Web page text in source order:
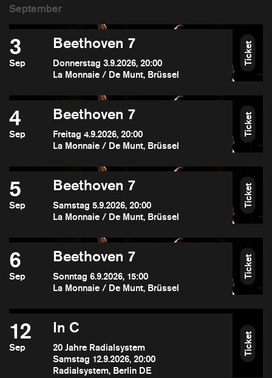
3
Sep
Beethoven 7
Donnerstag 3.9.2026, 20:00
La Monnaie / De Munt, Brüssel
Ticket
4
Sep
Beethoven 7
Freitag 4.9.2026, 20:00
La Monnaie / De Munt, Brüssel
Ticket
5
Sep
Beethoven 7
Samstag 5.9.2026, 20:00
La Monnaie / De Munt, Brüssel
Ticket
6
Sep
Beethoven 7
Sonntag 6.9.2026, 15:00
La Monnaie / De Munt, Brüssel
Ticket
12
Sep
In C
20 Jahre Radialsystem
Samstag 12.9.2026, 20:00
Radialsystem, Berlin DE
Ticket